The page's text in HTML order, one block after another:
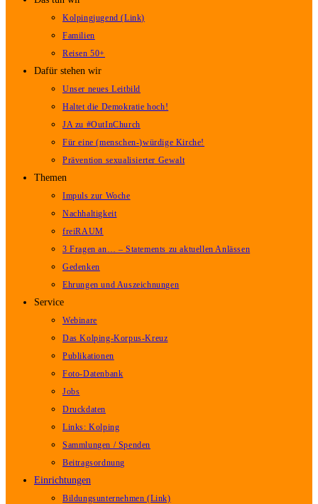
Kolpingjugend (Link)
Familien
Reisen 50+
Dafür stehen wir
Unser neues Leitbild
Haltet die Demokratie hoch!
JA zu #OutInChurch
Für eine (menschen-)würdige Kirche!
Prävention sexualisierter Gewalt
Themen
Impuls zur Woche
Nachhaltigkeit
freiRAUM
3 Fragen an… – Statements zu aktuellen Anlässen
Gedenken
Ehrungen und Auszeichnungen
Service
Webinare
Das Kolping-Korpus-Kreuz
Publikationen
Foto-Datenbank
Jobs
Druckdaten
Links: Kolping
Sammlungen / Spenden
Beitragsordnung
Einrichtungen
Bildungsunternehmen (Link)